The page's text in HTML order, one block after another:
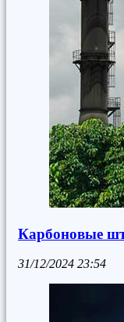
Карбоновые
31/12/2024 23:54